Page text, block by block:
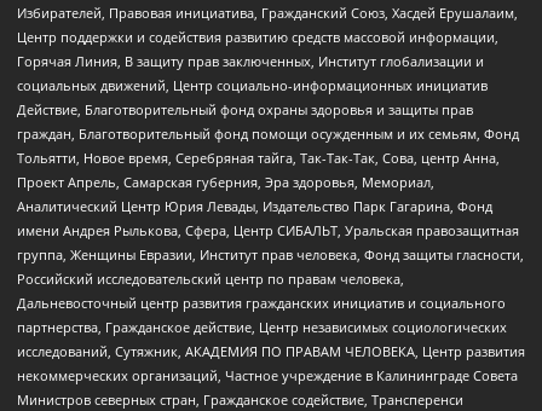
Избирателей, Правовая инициатива, Гражданский Союз, Хасдей Ерушалаим,
Центр поддержки и содействия развитию средств массовой информации,
Горячая Линия, В защиту прав заключенных, Институт глобализации и
социальных движений, Центр социально-информационных инициатив
Действие, Благотворительный фонд охраны здоровья и защиты прав
граждан, Благотворительный фонд помощи осужденным и их семьям, Фонд
Тольятти, Новое время, Серебряная тайга, Так-Так-Так, Сова, центр Анна,
Проект Апрель, Самарская губерния, Эра здоровья, Мемориал,
Аналитический Центр Юрия Левады, Издательство Парк Гагарина, Фонд
имени Андрея Рылькова, Сфера, Центр СИБАЛЬТ, Уральская правозащитная
группа, Женщины Евразии, Институт прав человека, Фонд защиты гласности,
Российский исследовательский центр по правам человека,
Дальневосточный центр развития гражданских инициатив и социального
партнерства, Гражданское действие, Центр независимых социологических
исследований, Сутяжник, АКАДЕМИЯ ПО ПРАВАМ ЧЕЛОВЕКА, Центр развития
некоммерческих организаций, Частное учреждение в Калининграде Совета
Министров северных стран, Гражданское содействие, Трансперенси